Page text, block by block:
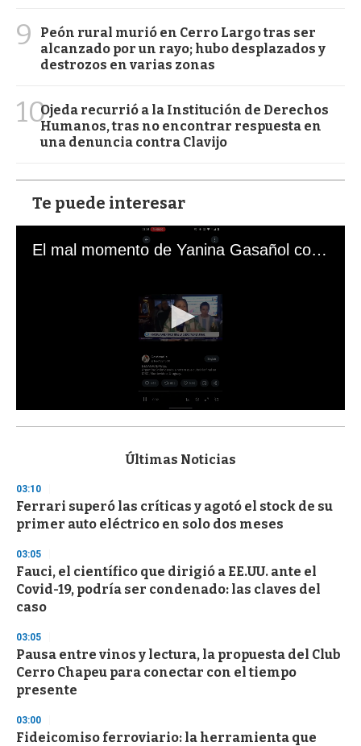
9
Peón rural murió en Cerro Largo tras ser
alcanzado por un rayo; hubo desplazados y
destrozos en varias zonas
10Ojeda recurrió a la Institución de Derechos
Humanos, tras no encontrar respuesta en
una denuncia contra Clavijo
Te puede interesar
El mal momento de Yanina Gasañol con un hincha argentino en "Subrayado"
s
d
s
o
f
3
s
e
c
o
d
s
Últimas Noticias
03:10
Ferrari superó las críticas y agotó el stock de su
primer auto eléctrico en solo dos meses
03:05
Fauci, el científico que dirigió a EE.UU. ante el
Covid-19, podría ser condenado: las claves del
caso
03:05
Pausa entre vinos y lectura, la propuesta del Club
Cerro Chapeu para conectar con el tiempo
presente
03:00
Fideicomiso ferroviario: la herramienta que